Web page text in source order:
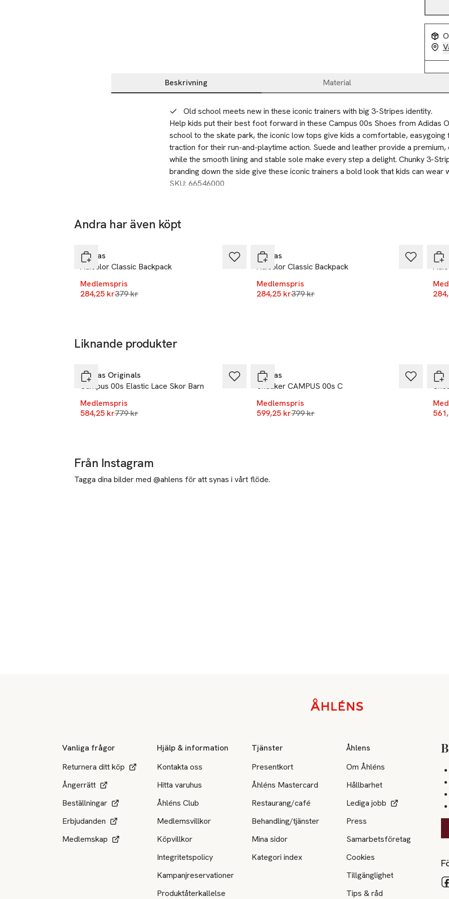
Beskrivning Material
Beskrivning
Old school meets new in these iconic trainers with big 3-Stripes identity.
Help kids put their best foot forward in these Campus 00s Shoes from Adidas
school to the skate park, the iconic low tops give kids a comfortable, easygoing
traction for their run-and-playtime action. Suede and leather provide a
while the smooth lining and stable sole make every step a delight. Chunky 3-
branding down the side give these iconic trainers a bold look that kids can wear
from jeans to fleece.
SKU: 66546000
Andra har även köpt
Adidas
Adicolor Classic Backpack
Medlemspris
284,25 krLägsta pris 30 dagar
379 kr
Adidas
Adicolor Classic Backpack
Medlemspris
284,25 krLägsta pris 30 dagar
379 kr
Liknande produkter
Adidas Originals
Campus 00s Elastic Lace Skor Barn
Medlemspris
584,25 krLägsta pris 30 dagar
779 kr
Adidas
Sneaker CAMPUS 00s C
Medlemspris
599,25 krLägsta pris 30 dagar
799 kr
Från Instagram
Tagga dina bilder med @ahlens för att synas i vårt flöde.
Vanliga frågor
Returnera ditt köp
Ångerrätt
Beställningar
Erbjudanden
Medlemskap
Hjälp & information
Kontakta oss
Hitta varuhus
Åhléns Club
Medlemsvillkor
Köpvillkor
Integritetspolicy
Kampanjreservationer
Produktåterkallelse
Tjänster
Presentkort
Åhléns Mastercard
Restaurang/café
Behandling/tjänster
Mina sidor
Kategori index
Åhlens
Om Åhléns
Hållbarhet
Lediga jobb
Press
Samarbetsföretag
Cookies
Tillgänglighet
Tips & råd